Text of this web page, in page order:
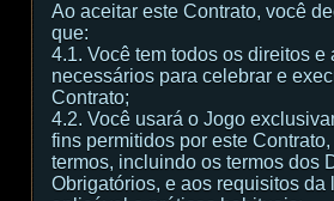
Ao aceitar este Contrato, você
que:
4.1. Você tem todos os direitos e
necessários para celebrar e
Contrato;
4.2. Você usará o Jogo
fins permitidos por este
termos, incluindo os termos dos
Obrigatórios, e aos requisitos da